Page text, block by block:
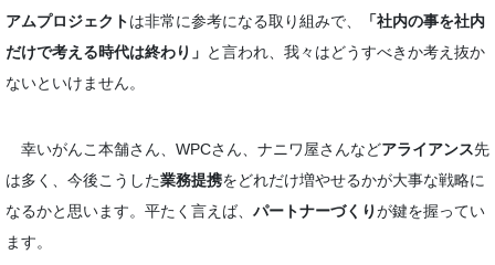
アムプロジェクトは非常に参考になる取り組みで、
「社内の事を社内
だけで考える時代は終わり」 と言われ、我々はどうすべきか考え抜か
ないといけません。
幸いがんこ本舗さん、WPCさん、ナニワ屋さんなどアライアンス先
は多く、今後こうした業務提携をどれだけ増やせるかが大事な戦略に
なるかと思います。平たく言えば、 パートナーづくりが鍵を握ってい
ます。